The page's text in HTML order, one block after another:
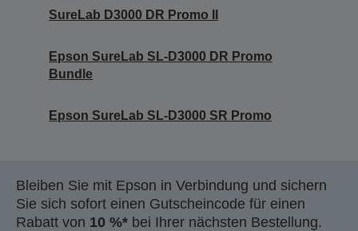
SureLab D3000 DR Promo II
Epson SureLab SL-D3000 DR Promo
Bundle
Epson SureLab SL-D3000 SR Promo
Bleiben Sie mit Epson in Verbindung und sichern
Sie sich sofort einen Gutscheincode für einen
Rabatt von 10 %* bei Ihrer nächsten Bestellung.